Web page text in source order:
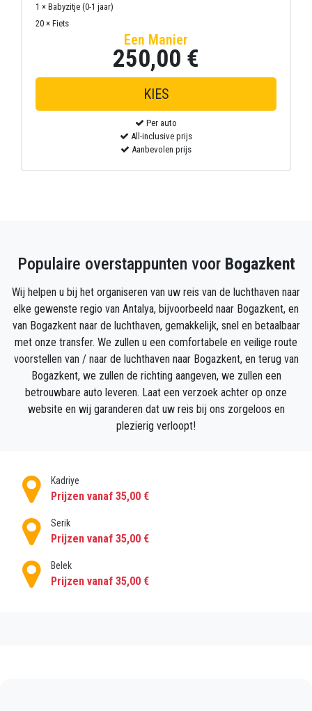
1 × Babyzitje (0-1 jaar)
20 × Fiets
Een Manier
250,00 €
Per auto
All-inclusive prijs
Aanbevolen prijs
Populaire overstappunten voor Bogazkent
Wij helpen u bij het organiseren van uw reis van de luchthaven naar
elke gewenste regio van Antalya, bijvoorbeeld naar Bogazkent, en
van Bogazkent naar de luchthaven, gemakkelijk, snel en betaalbaar
met onze transfer. We zullen u een comfortabele en veilige route
voorstellen van / naar de luchthaven naar Bogazkent, en terug van
Bogazkent, we zullen de richting aangeven, we zullen een
betrouwbare auto leveren. Laat een verzoek achter op onze
website en wij garanderen dat uw reis bij ons zorgeloos en
plezierig verloopt!
Kadriye
Prijzen vanaf 35,00 €
Serik
Prijzen vanaf 35,00 €
Belek
Prijzen vanaf 35,00 €